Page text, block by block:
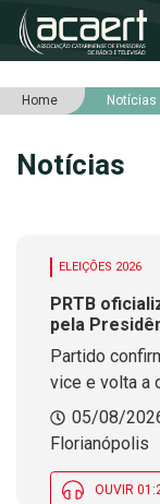
HOME
ASSOCIADOS
SERVIÇOS
Home Notícias
Notícias
ELEIÇÕES 2026
PRTB
pela
Partido
vice e volta a
candidatura
05/08/
Florianópolis
OUVIR